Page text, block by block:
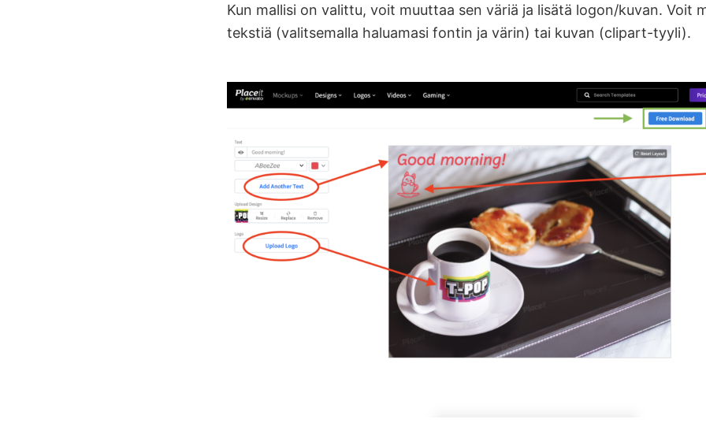
Kun mallisi on valittu, voit muuttaa sen väriä ja lisätä logon/kuvan. Voit
tekstiä (valitsemalla haluamasi fontin ja värin) tai kuvan (clipart-tyyli).